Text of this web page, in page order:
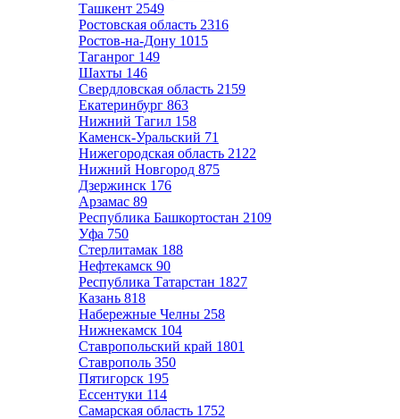
Ташкент 2549
Ростовская область 2316
Ростов-на-Дону 1015
Таганрог 149
Шахты 146
Свердловская область 2159
Екатеринбург 863
Нижний Тагил 158
Каменск-Уральский 71
Нижегородская область 2122
Нижний Новгород 875
Дзержинск 176
Арзамас 89
Республика Башкортостан 2109
Уфа 750
Стерлитамак 188
Нефтекамск 90
Республика Татарстан 1827
Казань 818
Набережные Челны 258
Нижнекамск 104
Ставропольский край 1801
Ставрополь 350
Пятигорск 195
Ессентуки 114
Самарская область 1752